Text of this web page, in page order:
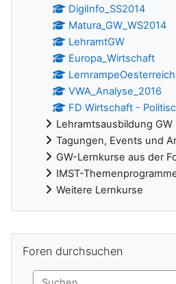
DigiInfo_SS2014
Matura_GW_WS2014
LehramtGW
Europa_Wirtschaft
LernrampeOesterreich
VWA_Analyse_2016
FD Wirtschaft -
Lehramtsausbildung GW
Tagungen, Events und
GW-Lernkurse aus der
IMST-
Weitere Lernkurse
Foren durchsuchen
Suchen